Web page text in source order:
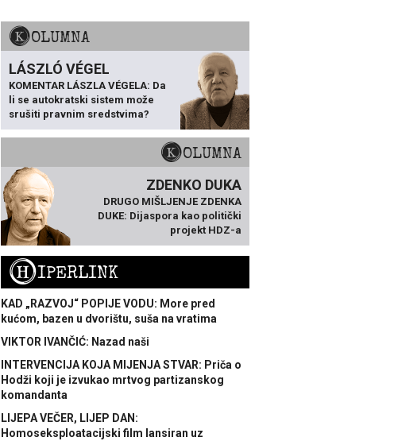
KOLUMNA
LÁSZLÓ VÉGEL
KOMENTAR LÁSZLA VÉGELA: Da
li se autokratski sistem može
srušiti pravnim sredstvima?
KOLUMNA
ZDENKO DUKA
DRUGO MIŠLJENJE ZDENKA
DUKE: Dijaspora kao politički
projekt HDZ-a
HIPERLINK
KAD „RAZVOJ“ POPIJE VODU: More pred
kućom, bazen u dvorištu, suša na vratima
VIKTOR IVANČIĆ: Nazad naši
INTERVENCIJA KOJA MIJENJA STVAR: Priča o
Hodži koji je izvukao mrtvog partizanskog
komandanta
LIJEPA VEČER, LIJEP DAN:
Homoseksploatacijski film lansiran uz